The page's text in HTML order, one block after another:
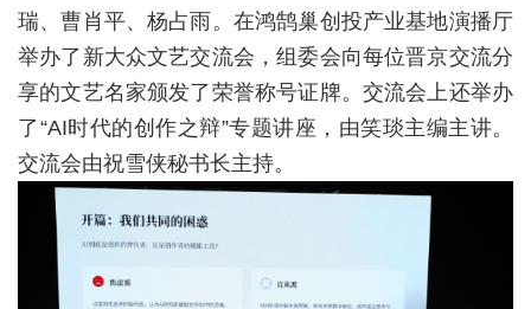
瑞、曹肖平、杨占雨。在鸿鹄巢创投产业基地演播厅
举办了新大众文艺交流会，组委会向每位晋京交流分
享的文艺名家颁发了荣誉称号证牌。交流会上还举办
了“AI时代的创作之辩”专题讲座，由笑琰主编主讲。
交流会由祝雪侠秘书长主持。